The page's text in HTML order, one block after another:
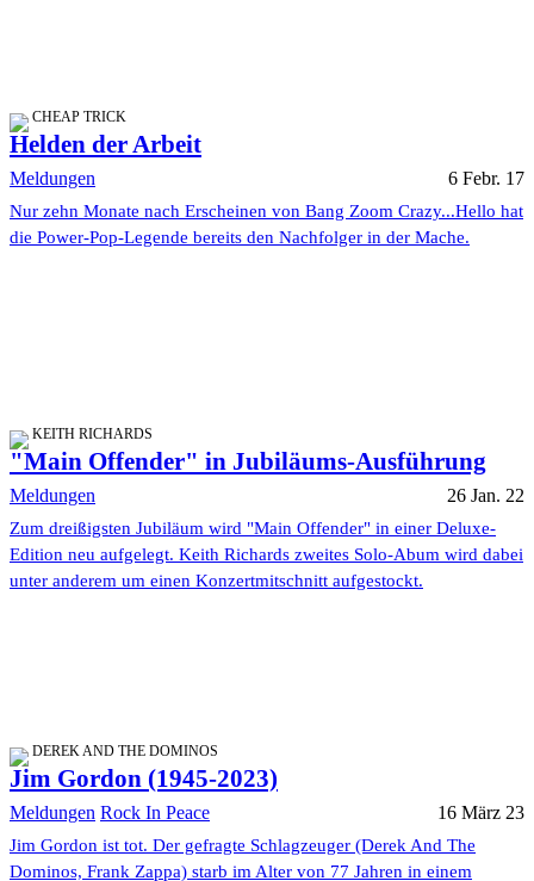
CHEAP TRICK
Helden der Arbeit
Meldungen 6 Febr. 17
Nur zehn Monate nach Erscheinen von Bang Zoom Crazy...Hello hat
die Power-Pop-Legende bereits den Nachfolger in der Mache.
KEITH RICHARDS
"Main Offender" in Jubiläums-Ausführung
Meldungen 26 Jan. 22
Zum dreißigsten Jubiläum wird "Main Offender" in einer Deluxe-
Edition neu aufgelegt. Keith Richards zweites Solo-Abum wird dabei
unter anderem um einen Konzertmitschnitt aufgestockt.
DEREK AND THE DOMINOS
Jim Gordon (1945-2023)
Meldungen Rock In Peace 16 März 23
Jim Gordon ist tot. Der gefragte Schlagzeuger (Derek And The
Dominos, Frank Zappa) starb im Alter von 77 Jahren in einem